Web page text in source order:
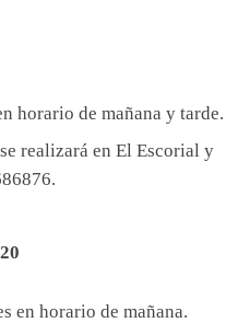
horario de mañana y tarde.
realizará en El Escorial y
en horario de mañana.